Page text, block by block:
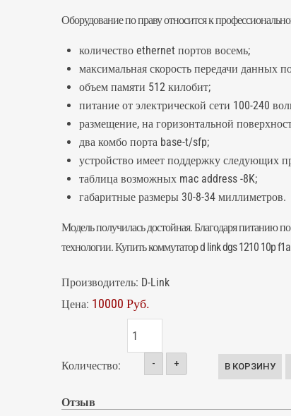
Оборудование по праву относится к
количество ethernet портов восемь;
максимальная скорость передачи данных
объем памяти 512 килобит;
питание от электрической сети 100-240
размещение, на горизонтальной
два комбо порта base-t/sfp;
устройство имеет поддержку следующих
таблица возможных mac address -8K;
габаритные размеры 30-8-34 миллиметров.
Модель получилась достойная. Благодаря питанию
технологии. Купитькоммутаторd link dgs 1210 10p
Производитель: D-Link
Цена: 10000 Руб.
Количество: - +
Отзыв